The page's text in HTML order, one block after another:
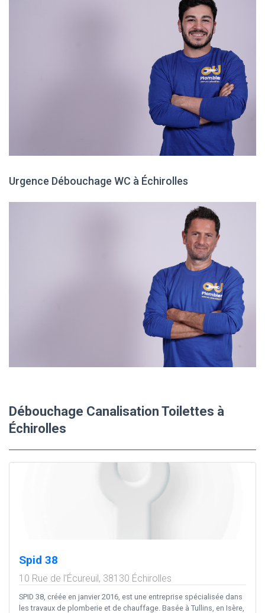
Urgence Débouchage WC à Échirolles
Débouchage Canalisation Toilettes à
Échirolles
Spid 38
10 Rue de l'Écureuil, 38130 Échirolles
SPID 38, créée en janvier 2016, est une entreprise spécialisée dans
les travaux de plomberie et de chauffage. Basée à Tullins, en Isère,